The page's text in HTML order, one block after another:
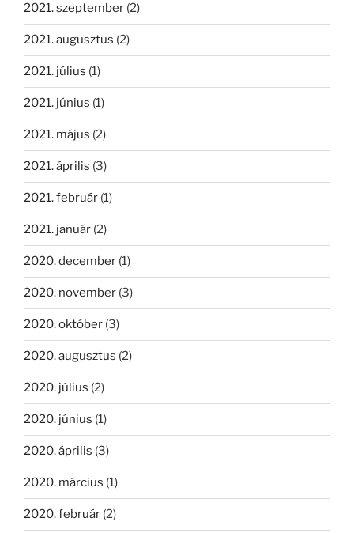
2021. szeptember (2)
2021. augusztus (2)
2021. július (1)
2021. június (1)
2021. május (2)
2021. április (3)
2021. február (1)
2021. január (2)
2020. december (1)
2020. november (3)
2020. október (3)
2020. augusztus (2)
2020. július (2)
2020. június (1)
2020. április (3)
2020. március (1)
2020. február (2)